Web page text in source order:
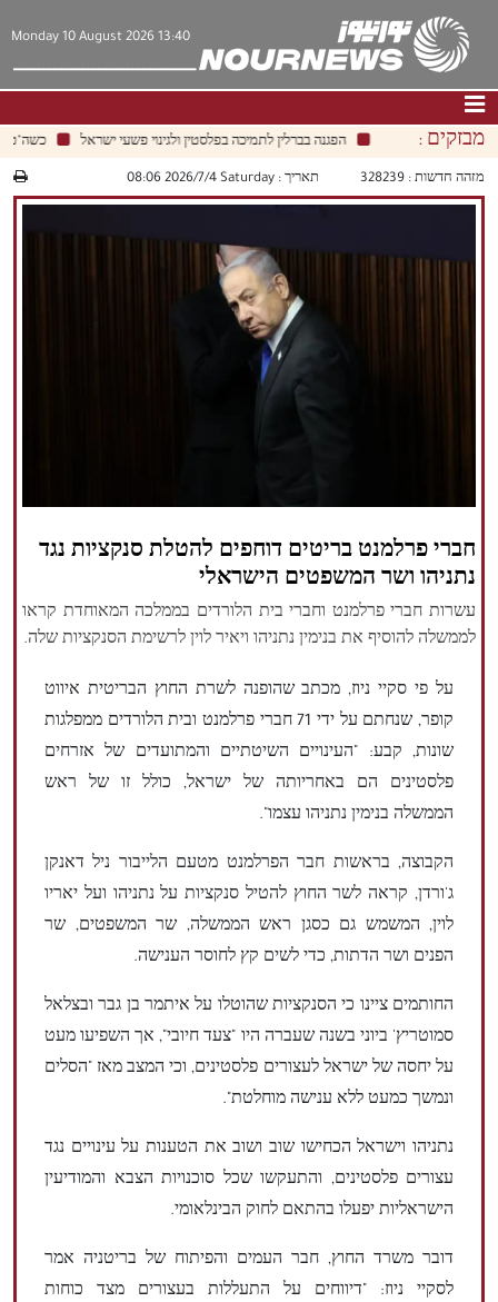
Monday 10 August 2026 13:40
דף הבית| צור קשר|אודות
תרבות וחברה
| العربيه
הזכויות שמורות נור ניוז
מבזקים : הפגנה בברלין לתמיכה בפלסטין ולגינוי פשעי ישראל
מזהה חדשות : 328239 תאריך :‫Saturday‬ 2026/7/4 08:06
חברי פרלמנט בריטים דוחפים להטלת סנקציות נגד
נתניהו ושר המשפטים הישראלי
עשרות חברי פרלמנט וחברי בית הלורדים בממלכה המאוחדת קראו
לממשלה להוסיף את בנימין נתניהו ויאיר לוין לרשימת הסנקציות שלה.
על פי סקיי ניוז, מכתב שהופנה לשרת החוץ הבריטית איווט
קופר, שנחתם על ידי 71 חברי פרלמנט ובית הלורדים ממפלגות
שונות, קבע: "העינויים השיטתיים והמתועדים של אזרחים
פלסטינים הם באחריותה של ישראל, כולל זו של ראש
הממשלה בנימין נתניהו עצמו".
הקבוצה, בראשות חבר הפרלמנט מטעם הלייבור ניל דאנקן
ג'ורדן, קראה לשר החוץ להטיל סנקציות על נתניהו ועל יאריו
לוין, המשמש גם כסגן ראש הממשלה, שר המשפטים, שר
הפנים ושר הדתות, כדי לשים קץ לחוסר הענישה.
החותמים ציינו כי הסנקציות שהוטלו על איתמר בן גבר ובצלאל
סמוטריץ' ביוני בשנה שעברה היו "צעד חיובי", אך השפיעו מעט
על יחסה של ישראל לעצורים פלסטינים, וכי המצב מאז "הסלים
ונמשך כמעט ללא ענישה מוחלטת".
נתניהו וישראל הכחישו שוב ושוב את הטענות על עינויים נגד
עצורים פלסטינים, והתעקשו שכל סוכנויות הצבא והמודיעין
הישראליות יפעלו בהתאם לחוק הבינלאומי.
דובר משרד החוץ, חבר העמים והפיתוח של בריטניה אמר
לסקיי ניוז: "דיווחים על התעללות בעצורים מצד כוחות